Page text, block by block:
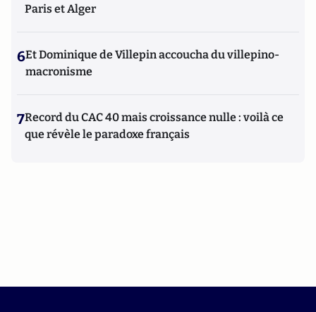
Paris et Alger
6Et Dominique de Villepin accoucha du villepino-
macronisme
7Record du CAC 40 mais croissance nulle : voilà ce
que révèle le paradoxe français